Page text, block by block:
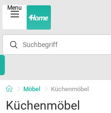
Menu
Möbel Küchenmöbel
Küchenmöbel